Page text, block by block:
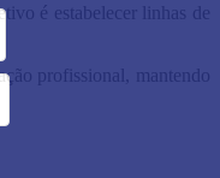
é estabelecer linhas de
profissional, mantendo